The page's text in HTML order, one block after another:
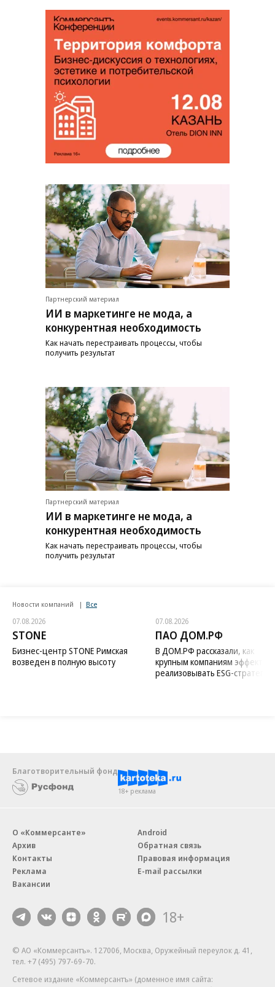
Партнерский материал
ИИ в маркетинге не мода, а
конкурентная необходимость
Как начать перестраивать процессы, чтобы
получить результат
Партнерский материал
ИИ в маркетинге не мода, а
конкурентная необходимость
Как начать перестраивать процессы, чтобы
получить результат
Новости компаний Все
07.08.2026
STONE
Бизнес-центр STONE Римская
возведен в полную высоту
07.08.2026
ПАО ДОМ.РФ
В ДОМ.РФ рассказали, как
крупным компаниям
реализовывать ESG-стратегию
Благотворительный фонд
18+ реклама
О «Коммерсанте»
Архив
Контакты
Реклама
Вакансии
Android
Обратная связь
Правовая информация
E-mail рассылки
18+
© АО «Коммерсантъ». 127006, Москва, Оружейный переулок д. 41,
тел. +7 (495) 797-69-70.
Сетевое издание «Коммерсантъ» (доменное имя сайта: